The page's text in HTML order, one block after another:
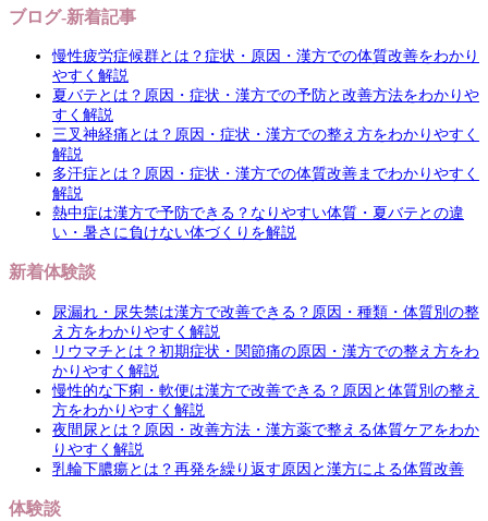
ブログ-新着記事
慢性疲労症候群とは？症状・原因・漢方での体質改善をわかり
やすく解説
夏バテとは？原因・症状・漢方での予防と改善方法をわかりや
すく解説
三叉神経痛とは？原因・症状・漢方での整え方をわかりやすく
解説
多汗症とは？原因・症状・漢方での体質改善までわかりやすく
解説
熱中症は漢方で予防できる？なりやすい体質・夏バテとの違
い・暑さに負けない体づくりを解説
新着体験談
尿漏れ・尿失禁は漢方で改善できる？原因・種類・体質別の整
え方をわかりやすく解説
リウマチとは？初期症状・関節痛の原因・漢方での整え方をわ
かりやすく解説
慢性的な下痢・軟便は漢方で改善できる？原因と体質別の整え
方をわかりやすく解説
夜間尿とは？原因・改善方法・漢方薬で整える体質ケアをわか
りやすく解説
乳輪下膿瘍とは？再発を繰り返す原因と漢方による体質改善
体験談